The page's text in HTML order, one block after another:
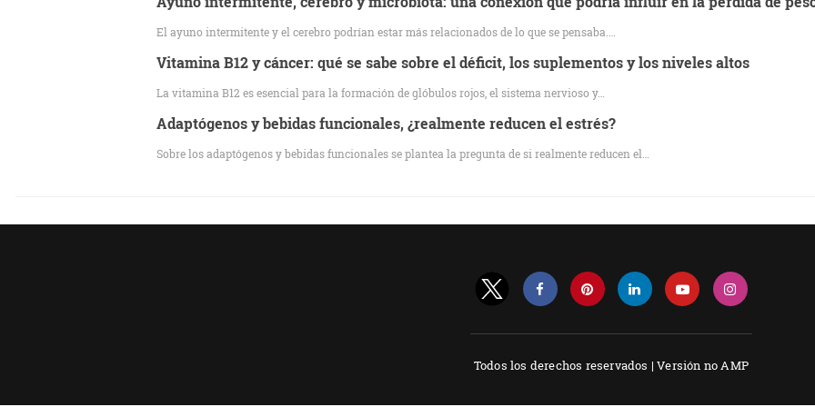
El ayuno intermitente y el cerebro podrían estar más relacionados de lo que se pensaba.…
Vitamina B12 y cáncer: qué se sabe sobre el déficit, los suplementos y los niveles altos
La vitamina B12 es esencial para la formación de glóbulos rojos, el sistema nervioso y…
Adaptógenos y bebidas funcionales, ¿realmente reducen el estrés?
Sobre los adaptógenos y bebidas funcionales se plantea la pregunta de si realmente reducen el…
Todos los derechos reservados |Versión no AMP